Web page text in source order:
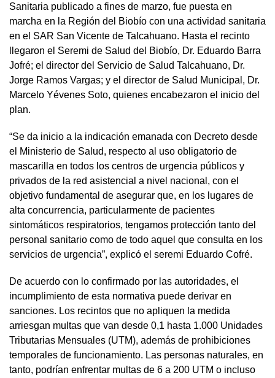
Sanitaria publicado a fines de marzo, fue puesta en
marcha en la Región del Biobío con una actividad sanitaria
en el SAR San Vicente de Talcahuano. Hasta el recinto
llegaron el Seremi de Salud del Biobío, Dr. Eduardo Barra
Jofré; el director del Servicio de Salud Talcahuano, Dr.
Jorge Ramos Vargas; y el director de Salud Municipal, Dr.
Marcelo Yévenes Soto, quienes encabezaron el inicio del
plan.
“Se da inicio a la indicación emanada con Decreto desde
el Ministerio de Salud, respecto al uso obligatorio de
mascarilla en todos los centros de urgencia públicos y
privados de la red asistencial a nivel nacional, con el
objetivo fundamental de asegurar que, en los lugares de
alta concurrencia, particularmente de pacientes
sintomáticos respiratorios, tengamos protección tanto del
personal sanitario como de todo aquel que consulta en los
servicios de urgencia”, explicó el seremi Eduardo Cofré.
De acuerdo con lo confirmado por las autoridades, el
incumplimiento de esta normativa puede derivar en
sanciones. Los recintos que no apliquen la medida
arriesgan multas que van desde 0,1 hasta 1.000 Unidades
Tributarias Mensuales (UTM), además de prohibiciones
temporales de funcionamiento. Las personas naturales, en
tanto, podrían enfrentar multas de 6 a 200 UTM o incluso